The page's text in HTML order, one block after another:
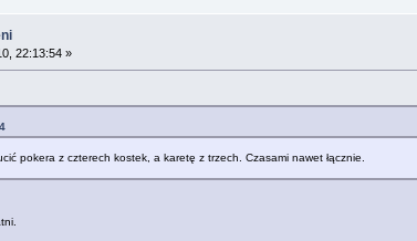
22:13:54 »
pokera z czterech kostek, a karetę z trzech. Czasami nawet łącznie.